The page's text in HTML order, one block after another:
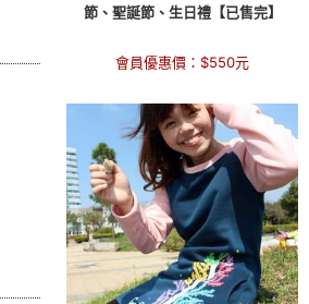
節、聖誕節、生日禮【已售完】
會員優惠價： $550元